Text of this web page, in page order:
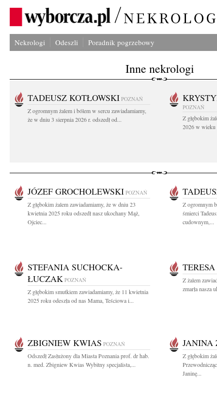
Nekrologi Odeszli Poradnik pogrzebowy
Inne nekrologi
TADEUSZ KOTŁOWSKI POZNAŃ
Z ogromnym żalem i bólem w sercu zawiadamiamy,
że w dniu 3 sierpnia 2026 r. odszedł od...
POZNAŃ
Z głębokim
2026 w wieku
JÓZEF GROCHOLEWSKI POZNAŃ
Z głębokim żalem zawiadamiamy, że w dniu 23
kwietnia 2025 roku odszedł nasz ukochany Mąż,
Ojciec...
Z ogromnym
śmierci
cudownym,...
STEFANIA SUCHOCKA-
ŁUCZAK POZNAŃ
Z głębokim smutkiem zawiadamiamy, że 11 kwietnia
2025 roku odeszła od nas Mama, Teściowa i...
Z żalem
zmarła nasza
ZBIGNIEW KWIAS POZNAŃ
Odszedł Zasłużony dla Miasta Poznania prof. dr hab.
n. med. Zbigniew Kwias Wybitny specjalista,...
JANINA
Z głębokim
Janinę...